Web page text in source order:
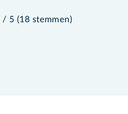
/ 5 (18 stemmen)